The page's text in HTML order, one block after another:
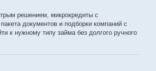
решением, микрокредиты с
документов и подборки компаний с
к нужному типу займа без долгого ручного